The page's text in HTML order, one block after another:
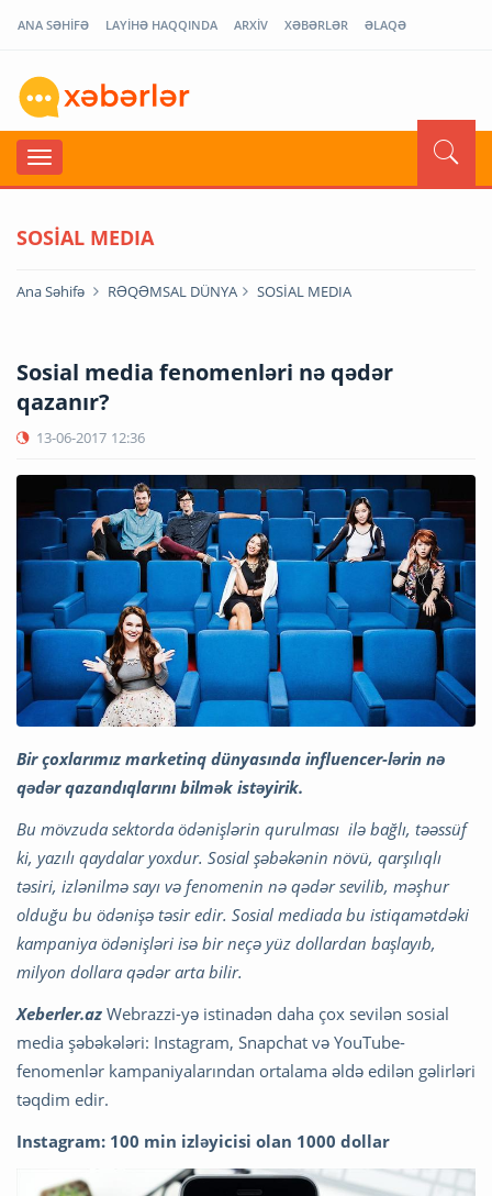
ANA SƏHİFƏ LAYİHƏ HAQQINDA ARXİV XƏBƏRLƏR ƏLAQƏ
SOSİAL MEDIA
Ana Səhifə RƏQƏMSAL DÜNYA SOSİAL MEDIA
Sosial media fenomenləri nə qədər
qazanır?
13-06-2017 12:36
Bir çoxlarımız marketinq dünyasında influencer-lərin nə
qədər qazandıqlarını bilmək istəyirik.
Bu mövzuda sektorda ödənişlərin qurulması ilə bağlı, təəssüf
ki, yazılı qaydalar yoxdur. Sosial şəbəkənin növü, qarşılıqlı
təsiri, izlənilmə sayı və fenomenin nə qədər sevilib, məşhur
olduğu bu ödənişə təsir edir. Sosial mediada bu istiqamətdəki
kampaniya ödənişləri isə bir neçə yüz dollardan başlayıb,
milyon dollara qədər arta bilir.
Xeberler.az Webrazzi-yə istinadən daha çox sevilən sosial
media şəbəkələri: Instagram, Snapchat və YouTube-
fenomenlər kampaniyalarından ortalama əldə edilən gəlirləri
təqdim edir.
Instagram: 100 min izləyicisi olan 1000 dollar